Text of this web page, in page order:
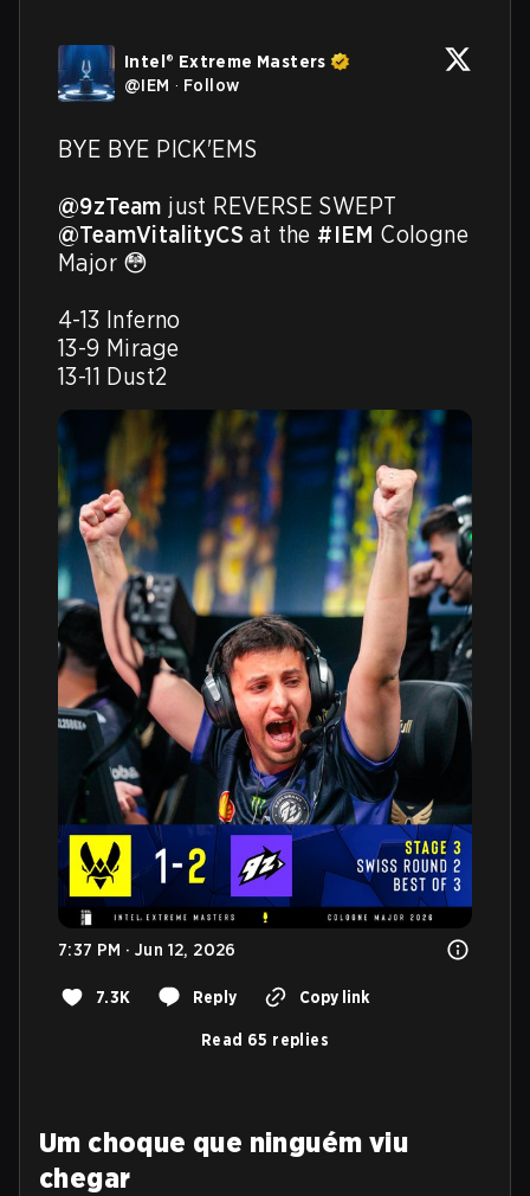
Intel® Extreme Masters
@IEM · Follow
BYE BYE PICK'EMS
@9zTeam
@TeamVitalityCS at the #IEM Cologne
Major 😳
4-13 Inferno
13-9 Mirage
13-11 Dust2
7:37 PM · Jun 12, 2026
7.3K Reply Copy link
Read 65 replies
Um choque que ninguém viu
chegar